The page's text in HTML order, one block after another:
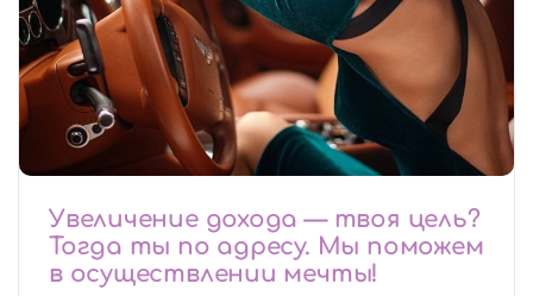
Увеличение дохода — твоя цель?
Тогда ты по адресу. Мы поможем
в осуществлении мечты!